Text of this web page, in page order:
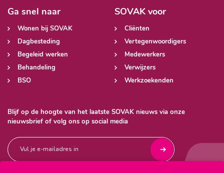
Blijf op de hoogte van het laatste SOVAK nieuws via onze
nieuwsbrief of volg ons op social media
Ga snel naar
Wonen bij SOVAK
Dagbesteding
Begeleid werken
Behandeling
BSO
SOVAK voor
Cliënten
Vertegenwoordigers
Medewerkers
Verwijzers
Werkzoekenden